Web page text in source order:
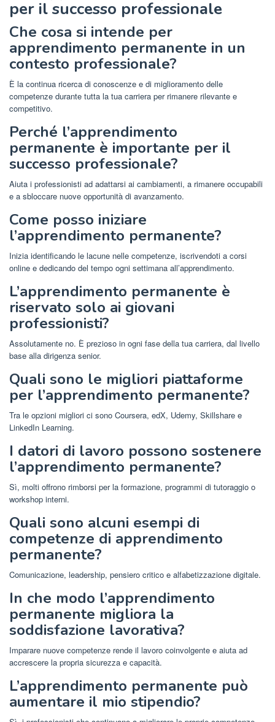
per il successo professionale
Che cosa si intende per
apprendimento permanente in un
contesto professionale?
È la continua ricerca di conoscenze e di miglioramento delle
competenze durante tutta la tua carriera per rimanere rilevante e
competitivo.
Perché l’apprendimento
permanente è importante per il
successo professionale?
Aiuta i professionisti ad adattarsi ai cambiamenti, a rimanere occupabili
e a sbloccare nuove opportunità di avanzamento.
Come posso iniziare
l’apprendimento permanente?
Inizia identificando le lacune nelle competenze, iscrivendoti a corsi
online e dedicando del tempo ogni settimana all’apprendimento.
L’apprendimento permanente è
riservato solo ai giovani
professionisti?
Assolutamente no. È prezioso in ogni fase della tua carriera, dal livello
base alla dirigenza senior.
Quali sono le migliori piattaforme
per l’apprendimento permanente?
Tra le opzioni migliori ci sono Coursera, edX, Udemy, Skillshare e
LinkedIn Learning.
I datori di lavoro possono sostenere
l’apprendimento permanente?
Sì, molti offrono rimborsi per la formazione, programmi di tutoraggio o
workshop interni.
Quali sono alcuni esempi di
competenze di apprendimento
permanente?
Comunicazione, leadership, pensiero critico e alfabetizzazione digitale.
In che modo l’apprendimento
permanente migliora la
soddisfazione lavorativa?
Imparare nuove competenze rende il lavoro coinvolgente e aiuta ad
accrescere la propria sicurezza e capacità.
L’apprendimento permanente può
aumentare il mio stipendio?